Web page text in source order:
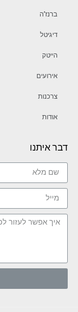
ברנז’ה
דיגיטל
הייטק
אירועים
צרכנות
אודות
דבר איתנו